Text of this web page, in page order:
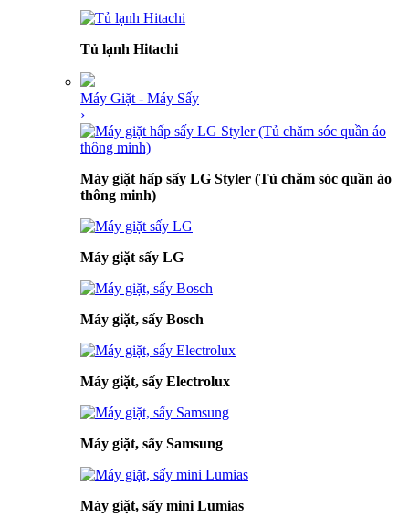
Tủ lạnh Hitachi
Máy Giặt - Máy Sấy
›
Máy giặt hấp sấy LG Styler (Tủ chăm sóc quần áo
thông minh)
Máy giặt sấy LG
Máy giặt, sấy Bosch
Máy giặt, sấy Electrolux
Máy giặt, sấy Samsung
Máy giặt, sấy mini Lumias